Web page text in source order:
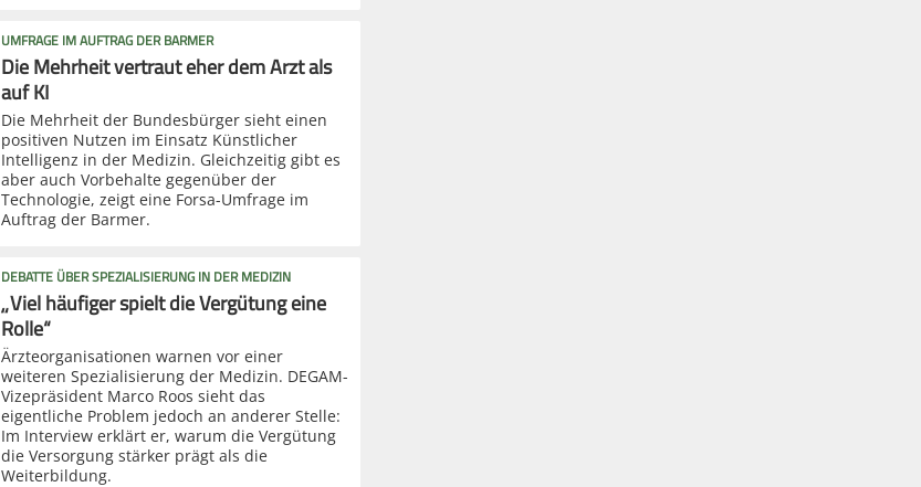
UMFRAGE IM AUFTRAG DER BARMER
Die Mehrheit vertraut eher dem Arzt als
auf KI
Die Mehrheit der Bundesbürger sieht einen
positiven Nutzen im Einsatz Künstlicher
Intelligenz in der Medizin. Gleichzeitig gibt es
aber auch Vorbehalte gegenüber der
Technologie, zeigt eine Forsa-Umfrage im
Auftrag der Barmer.
DEBATTE ÜBER SPEZIALISIERUNG IN DER MEDIZIN
„Viel häufiger spielt die Vergütung eine
Rolle“
Ärzteorganisationen warnen vor einer
weiteren Spezialisierung der Medizin. DEGAM-
Vizepräsident Marco Roos sieht das
eigentliche Problem jedoch an anderer Stelle:
Im Interview erklärt er, warum die Vergütung
die Versorgung stärker prägt als die
Weiterbildung.